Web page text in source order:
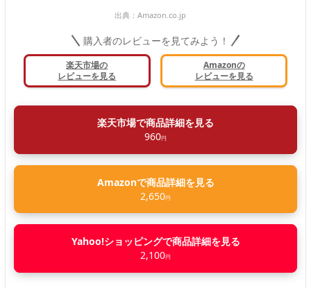
出典： Amazon.co.jp
購入者のレビューを見てみよう！
楽天市場の
レビューを見る
Amazonの
レビューを見る
楽天市場で商品詳細を見る
960円
Amazonで商品詳細を見る
2,650円
Yahoo!ショッピングで商品詳細を見る
2,100円